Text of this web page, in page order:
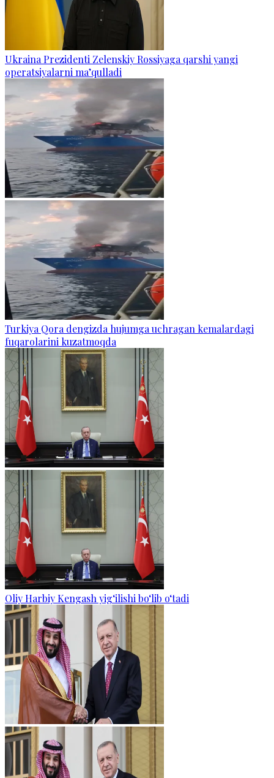
Ukraina Prezidenti Zelenskiy Rossiyaga qarshi yangi
operatsiyalarni ma’qulladi
Turkiya Qora dengizda hujumga uchragan kemalardagi
fuqarolarini kuzatmoqda
Oliy Harbiy Kengash yig‘ilishi bo‘lib o‘tadi